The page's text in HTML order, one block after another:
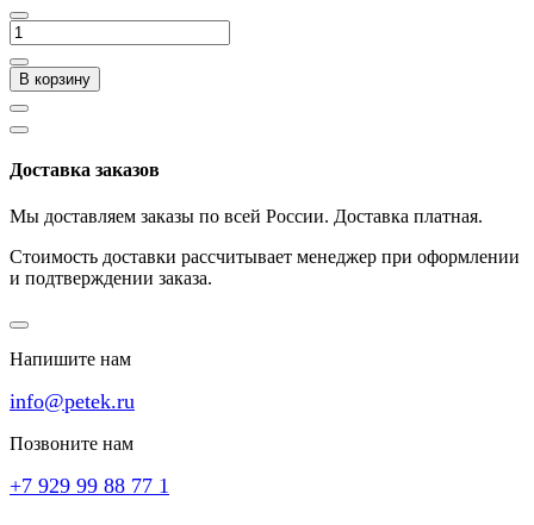
В корзину
Доставка заказов
Мы доставляем заказы по всей России. Доставка платная.
Стоимость доставки рассчитывает менеджер при оформлении
и подтверждении заказа.
Напишите нам
info@petek.ru
Позвоните нам
+7 929 99 88 77 1